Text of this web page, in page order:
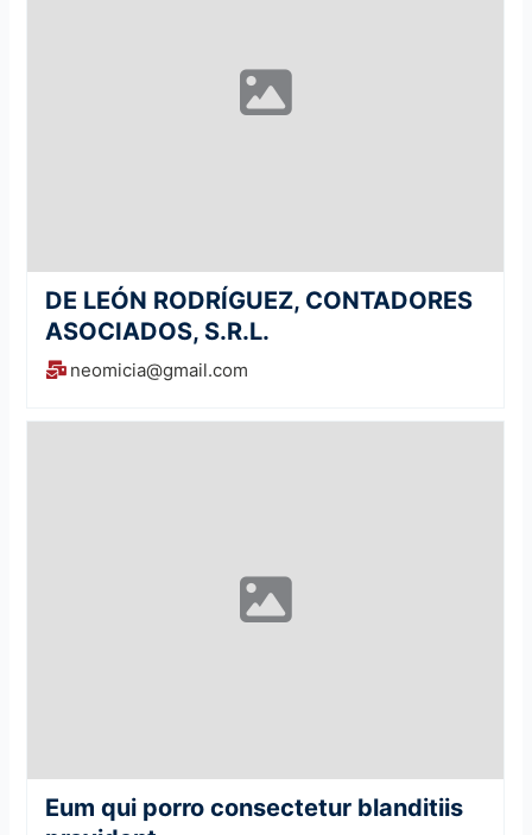
DE LEÓN RODRÍGUEZ, CONTADORES
ASOCIADOS, S.R.L.
neomicia@gmail.com
Eum qui porro consectetur blanditiis